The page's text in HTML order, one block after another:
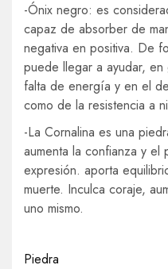
-Ónix negro: es
capaz de absorber de
negativa en positiva. De
puede llegar a ayudar,
falta de energía y en el
como de la resistencia a
-La Cornalina es una
aumenta la confianza y
expresión. aporta
muerte. Inculca coraje,
uno mismo.
Piedra